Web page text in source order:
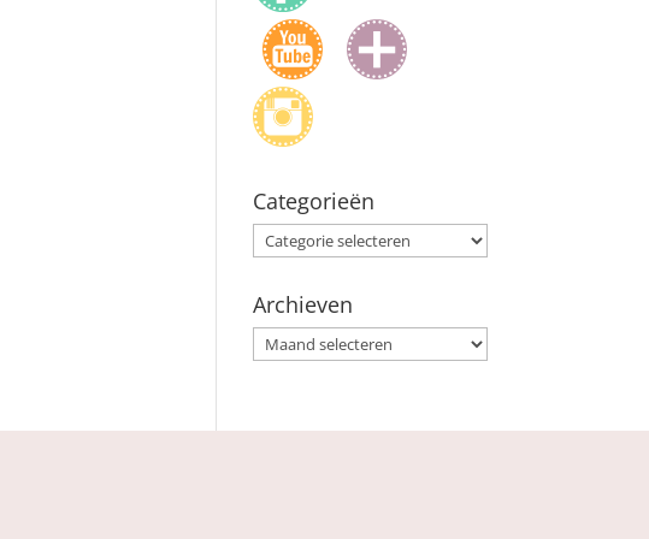
Categorieën
Categorieën
Archieven
Archieven